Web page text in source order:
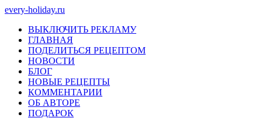
every-holiday.ru
ВЫКЛЮЧИТЬ РЕКЛАМУ
ГЛАВНАЯ
ПОДЕЛИТЬСЯ РЕЦЕПТОМ
НОВОСТИ
БЛОГ
НОВЫЕ РЕЦЕПТЫ
КОММЕНТАРИИ
ОБ АВТОРЕ
ПОДАРОК